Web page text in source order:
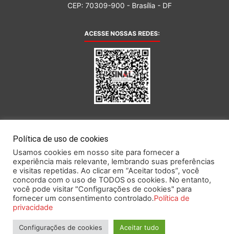
CEP: 70309-900 - Brasília - DF
ACESSE NOSSAS REDES:
Este portal obedece às prescrições da Lei Geral de Proteção de Dados.
2026 SINAL – Sindicato Nacional dos Funcionários do Banco Central.
Política de uso de cookies
Usamos cookies em nosso site para fornecer a
experiência mais relevante, lembrando suas preferências
e visitas repetidas. Ao clicar em “Aceitar todos”, você
concorda com o uso de TODOS os cookies. No entanto,
você pode visitar "Configurações de cookies" para
fornecer um consentimento controlado.Política de
privacidade
Configurações de cookies Aceitar tudo